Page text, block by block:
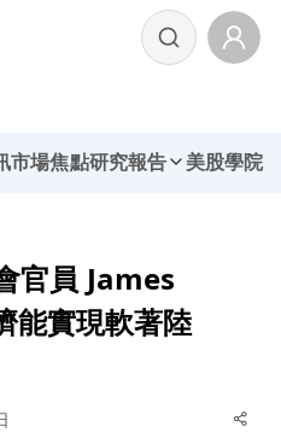
市場焦點研究報告 美股學院
官員 James
能實現軟著陸